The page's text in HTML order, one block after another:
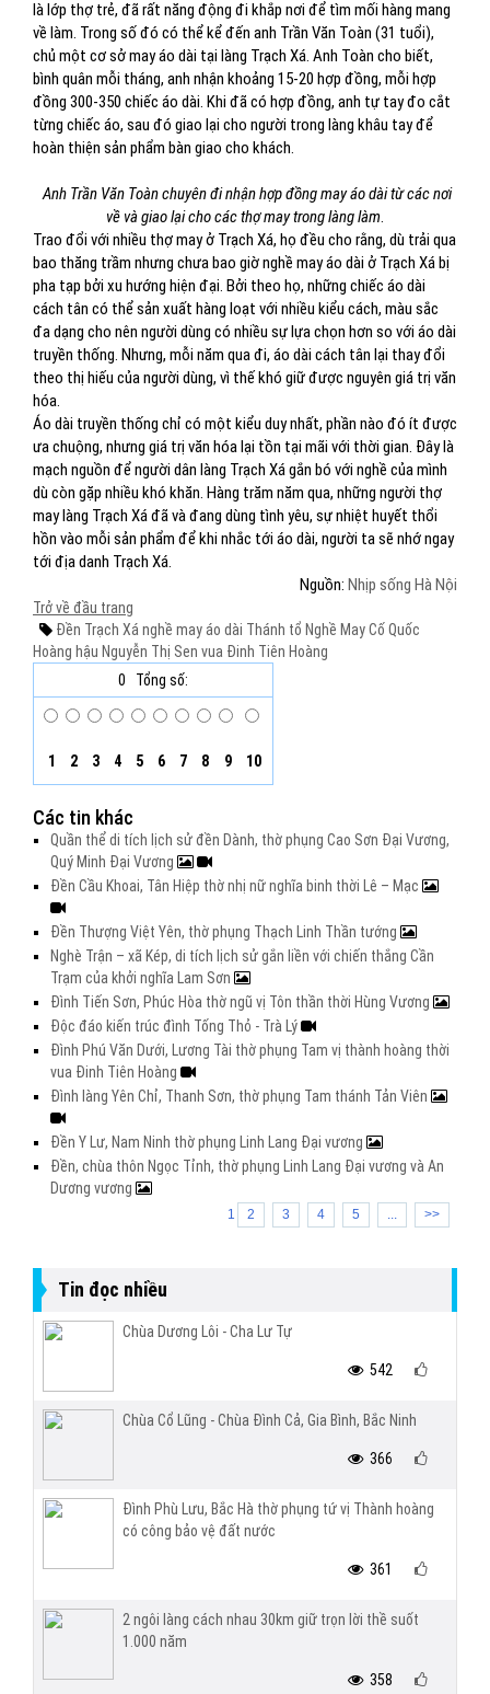
là lớp thợ trẻ, đã rất năng động đi khắp nơi để tìm mối hàng mang
về làm. Trong số đó có thể kể đến anh Trần Văn Toàn (31 tuổi),
chủ một cơ sở may áo dài tại làng Trạch Xá. Anh Toàn cho biết,
bình quân mỗi tháng, anh nhận khoảng 15-20 hợp đồng, mỗi hợp
đồng 300-350 chiếc áo dài. Khi đã có hợp đồng, anh tự tay đo cắt
từng chiếc áo, sau đó giao lại cho người trong làng khâu tay để
hoàn thiện sản phẩm bàn giao cho khách.
Anh Trần Văn Toàn chuyên đi nhận hợp đồng may áo dài từ các nơi
về và giao lại cho các thợ may trong làng làm.
Trao đổi với nhiều thợ may ở Trạch Xá, họ đều cho rằng, dù trải qua
bao thăng trầm nhưng chưa bao giờ nghề may áo dài ở Trạch Xá bị
pha tạp bởi xu hướng hiện đại. Bởi theo họ, những chiếc áo dài
cách tân có thể sản xuất hàng loạt với nhiều kiểu cách, màu sắc
đa dạng cho nên người dùng có nhiều sự lựa chọn hơn so với áo dài
truyền thống. Nhưng, mỗi năm qua đi, áo dài cách tân lại thay đổi
theo thị hiếu của người dùng, vì thế khó giữ được nguyên giá trị văn
hóa.
Áo dài truyền thống chỉ có một kiểu duy nhất, phần nào đó ít được
ưa chuộng, nhưng giá trị văn hóa lại tồn tại mãi với thời gian. Đây là
mạch nguồn để người dân làng Trạch Xá gắn bó với nghề của mình
dù còn gặp nhiều khó khăn. Hàng trăm năm qua, những người thợ
may làng Trạch Xá đã và đang dùng tình yêu, sự nhiệt huyết thổi
hồn vào mỗi sản phẩm để khi nhắc tới áo dài, người ta sẽ nhớ ngay
tới địa danh Trạch Xá.
Nguồn: Nhịp sống Hà Nội
Trở về đầu trang
Đền Trạch Xá nghề may áo dài Thánh tổ Nghề MayCố Quốc
Hoàng hậu Nguyễn Thị Sen vua Đinh Tiên Hoàng
0
Tổng số:
1 2 3 4 5 6 7 8 9 10
Các tin khác
Quần thể di tích lịch sử đền Dành, thờ phụng Cao Sơn Đại Vương,
Quý Minh Đại Vương
Đền Cầu Khoai, Tân Hiệp thờ nhị nữ nghĩa binh thời Lê – Mạc
Đền Thượng Việt Yên, thờ phụng Thạch Linh Thần tướng
Nghè Trận – xã Kép, di tích lịch sử gắn liền với chiến thắng Cần
Trạm của khởi nghĩa Lam Sơn
Đình Tiến Sơn, Phúc Hòa thờ ngũ vị Tôn thần thời Hùng Vương
Độc đáo kiến trúc đình Tống Thỏ - Trà Lý
Đình Phú Văn Dưới, Lương Tài thờ phụng Tam vị thành hoàng thời
vua Đinh Tiên Hoàng
Đình làng Yên Chỉ, Thanh Sơn, thờ phụng Tam thánh Tản Viên
Đền Y Lư, Nam Ninh thờ phụng Linh Lang Đại vương
Đền, chùa thôn Ngọc Tỉnh, thờ phụng Linh Lang Đại vương và An
Dương vương
1 2 3 4 5 ... >>
Tin đọc nhiều
Chùa Dương Lôi - Cha Lư Tự
542
Chùa Cổ Lũng - Chùa Đình Cả, Gia Bình, Bắc Ninh
366
Đình Phù Lưu, Bắc Hà thờ phụng tứ vị Thành hoàng
có công bảo vệ đất nước
361
2 ngôi làng cách nhau 30km giữ trọn lời thề suốt
1.000 năm
358